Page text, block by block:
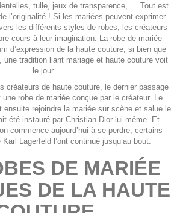
tulle, jeux de transparence, … Tout est
l’originalité ! Si les mariées peuvent exprimer
les différents styles de robes, les créateurs
cours à leur imagination. La robe de mariée
d’expression de la haute couture, si bien que
une tradition liant mariage et haute couture voit
le jour.
créateurs de haute couture, le dernier passage
robe de mariée conçue par le créateur. Le
ensuite rejoindre la mariée sur scène et salue le
été instauré par Christian Dior lui-même. Et
commence aujourd’hui à se perdre, certains
Lagerfeld l’ont continué jusqu’au bout.
DE MARIÉE
DE LA HAUTE